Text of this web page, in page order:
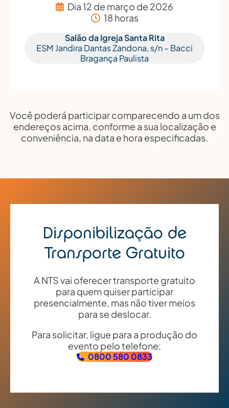
Dia 12 de março de 2026
18 horas
Salão da Igreja Santa Rita
ESM Jandira Dantas Zandona, s/n – Bacci
Bragança Paulista
Você poderá participar comparecendo a um dos
endereços acima, conforme a sua localização e
conveniência, na data e hora especificadas.
Disponibilização de
Transporte Gratuito
A NTS vai oferecer transporte gratuito
para quem quiser participar
presencialmente, mas não tiver meios
para se deslocar.
Para solicitar, ligue para a produção do
evento pelo telefone:
0800 580 0833